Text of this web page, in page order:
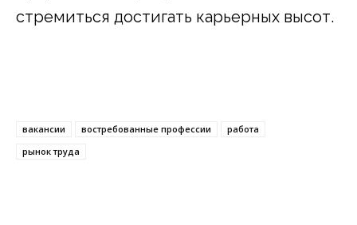
стремиться достигать карьерных высот.
вакансии востребованные профессии
работа
рынок труда